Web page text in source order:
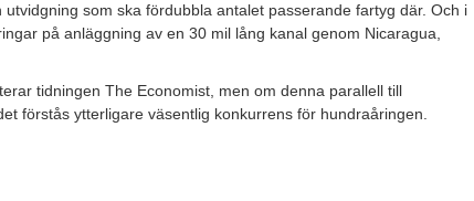
som ska fördubbla antalet passerande fartyg där. Och i
på anläggning av en 30 mil lång kanal genom Nicaragua,
tidningen The Economist, men om denna parallell till
förstås ytterligare väsentlig konkurrens för hundraåringen.